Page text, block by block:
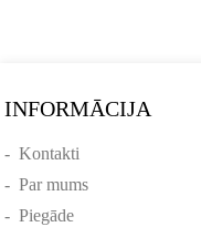
INFORMĀCIJA
-Kontakti
-Par mums
-Piegāde